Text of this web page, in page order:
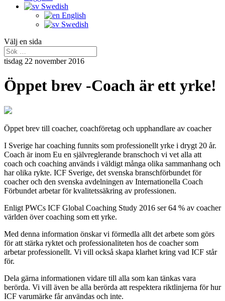
Swedish
English
Swedish
Välj en sida
tisdag 22 november 2016
Öppet brev -Coach är ett yrke!
Öppet brev till coacher, coachföretag och upphandlare av coacher
I Sverige har coaching funnits som professionellt yrke i drygt 20 år.
Coach är inom Eu en självreglerande branschoch vi vet alla att
coach och coaching används i väldigt många olika sammanhang och
har olika rykte. ICF Sverige, det svenska branschförbundet för
coacher och den svenska avdelningen av Internationella Coach
Förbundet arbetar för kvalitetssäkring av professionen.
Enligt PWCs ICF Global Coaching Study 2016 ser 64 % av coacher
världen över coaching som ett yrke.
Med denna information önskar vi förmedla allt det arbete som görs
för att stärka ryktet och professionaliteten hos de coacher som
arbetar professionellt. Vi vill också skapa klarhet kring vad ICF står
för.
Dela gärna informationen vidare till alla som kan tänkas vara
berörda. Vi vill även be alla berörda att respektera riktlinjerna för hur
ICF varumärke får användas och inte.